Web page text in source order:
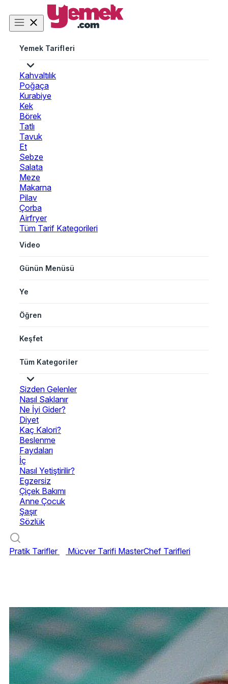
Yemek Tarifleri
Kahvaltılık
Poğaça
Kurabiye
Kek
Börek
Tatlı
Tavuk
Et
Sebze
Salata
Meze
Makarna
Pilav
Çorba
Airfryer
Tüm Tarif Kategorileri
Video
Günün Menüsü
Ye
Öğren
Keşfet
Tüm Kategoriler
Sizden Gelenler
Nasıl Saklanır
Ne İyi Gider?
Diyet
Kaç Kalori?
Beslenme
Faydaları
İç
Nasıl Yetiştirilir?
Egzersiz
Çiçek Bakımı
Anne Çocuk
Şaşır
Sözlük
Pratik Tarifler Mücver Tarifi MasterChef Tarifleri